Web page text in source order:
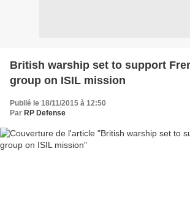
British warship set to support
group on ISIL mission
Publié le 18/11/2015 à 12:50
Par RP Defense